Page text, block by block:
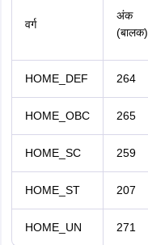
वर्ग
अंक
(बालक)
HOME_DEF 264
HOME_OBC 265
HOME_SC 259
HOME_ST 207
HOME_UN 271